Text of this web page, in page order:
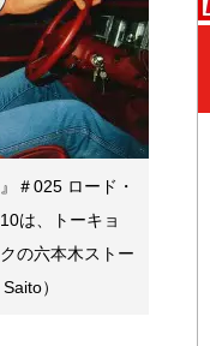
＃025 ロード・
は、トーキョ
の六本木ストー
）